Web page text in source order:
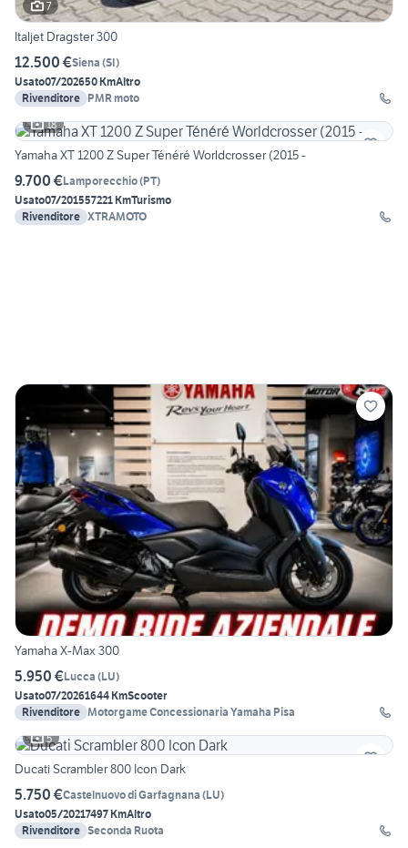
7
Italjet Dragster 300
12.500 €Siena (SI)
Usato07/202650 KmAltro
Rivenditore PMR moto
18
Yamaha XT 1200 Z Super Ténéré Worldcrosser (2015 -
9.700 €Lamporecchio(PT)
Usato07/201557221 KmTurismo
Rivenditore XTRAMOTO
Yamaha X-Max 300
5.950 €Lucca (LU)
Usato07/20261644 KmScooter
Rivenditore Motorgame Concessionaria Yamaha Pisa
5
Ducati Scrambler 800 Icon Dark
5.750 €Castelnuovo di Garfagnana (LU)
Usato05/20217497 KmAltro
Rivenditore Seconda Ruota